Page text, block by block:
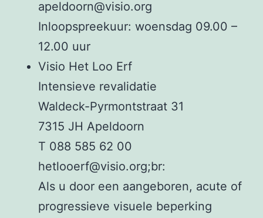
apeldoorn@visio.org
Inloopspreekuur: woensdag 09.00 –
12.00 uur
Visio Het Loo Erf
Intensieve revalidatie
Waldeck-Pyrmontstraat 31
7315 JH Apeldoorn
T 088 585 62 00
hetlooerf@visio.org;br:
Als u door een aangeboren, acute of
progressieve visuele beperking